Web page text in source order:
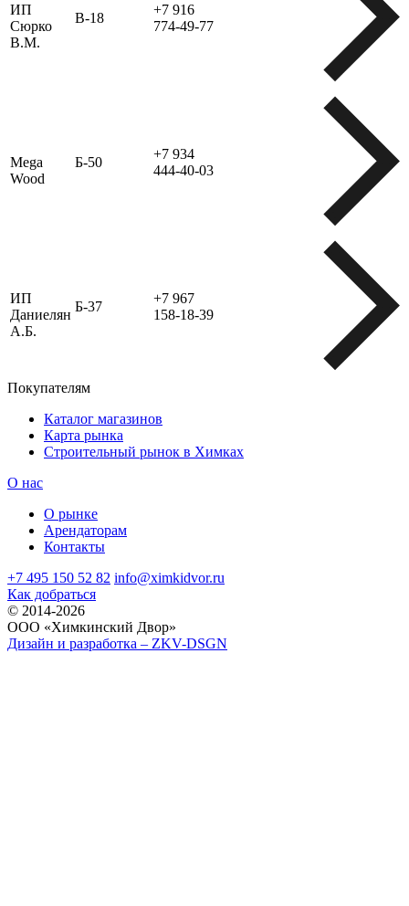
ИП
Сюрко
В.М.
В-18
+7 916
774-49-77
Mega
Wood
Б-50
+7 934
444-40-03
ИП
Даниелян
А.Б.
Б-37
+7 967
158-18-39
Покупателям
Каталог магазинов
Карта рынка
Строительный рынок в Химках
О нас
О рынке
Арендаторам
Контакты
+7 495 150 52 82 info@ximkidvor.ru
Как добраться
© 2014-2026
OOO «Химкинский Двор»
Дизайн и разработка – ZKV-DSGN